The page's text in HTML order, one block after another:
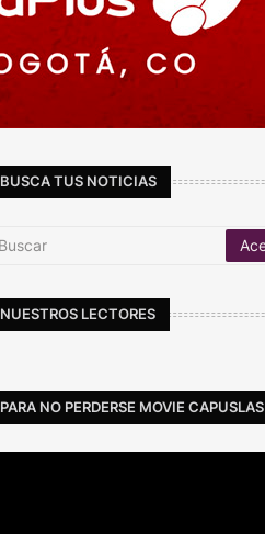
BUSCA TUS NOTICIAS
NUESTROS LECTORES
PARA NO PERDERSE MOVIE CAPUSLAS